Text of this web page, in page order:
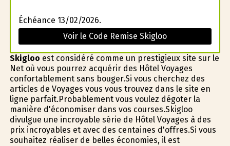
Échéance 13/02/2026.
Voir le Code Remise Skigloo
Skigloo est considéré comme un prestigieux site sur le
Net où vous pourrez acquérir des Hôtel Voyages
confortablement sans bouger.Si vous cherchez des
articles de Voyages vous vous trouvez dans le site en
ligne parfait.Probablement vous voulez dégoter la
manière d'économiser dans vos courses.Skigloo
divulgue une incroyable série de Hôtel Voyages à des
prix incroyables et avec des centaines d'offres.Si vous
souhaitez réaliser de belles économies, il est